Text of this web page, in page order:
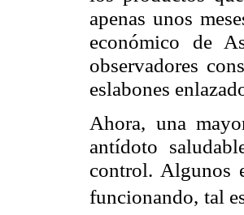
apenas unos
económico de
observadores
eslabones
Ahora, una
antídoto
control. Algunos
funcionando, tal